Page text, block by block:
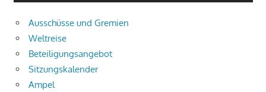
Ausschüsse und Gremien
Weltreise
Beteiligungsangebot
Sitzungskalender
Ampel